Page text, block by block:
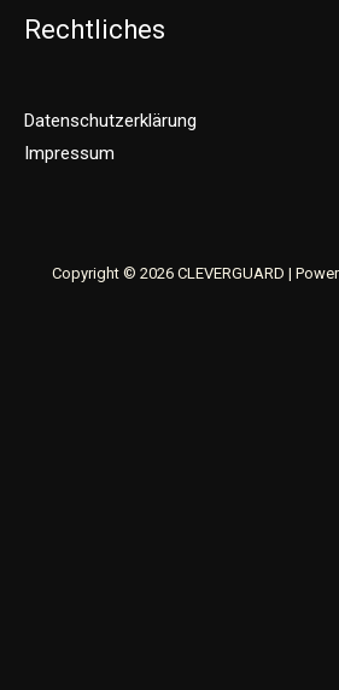
Rechtliches
Datenschutzerklärung
Impressum
Copyright © 2026 CLEVERGUARD |